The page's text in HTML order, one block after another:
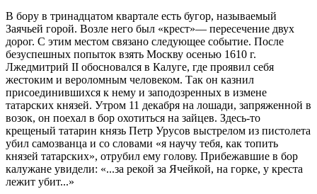
В бору в тринадцатом квартале есть бугор, называемый
Заячьей горой. Возле него был «крест»— пересечение двух
дорог. С этим местом связано следующее событие. После
безуспешных попыток взять Москву осенью 1610 г.
Лжедмитрий II обосновался в Калуге, где проявил себя
жестоким и вероломным человеком. Так он казнил
присоединившихся к нему и заподозренных в измене
татарских князей. Утром 11 декабря на лошади, запряженной в
возок, он поехал в бор охотиться на зайцев. Здесь-то
крещеный татарин князь Петр Урусов выстрелом из пистолета
убил самозванца и со словами «я научу тебя, как топить
князей татарских», отрубил ему голову. Прибежавшие в бор
калужане увидели: «...за рекой за Ячейкой, на горке, у креста
лежит убит...»